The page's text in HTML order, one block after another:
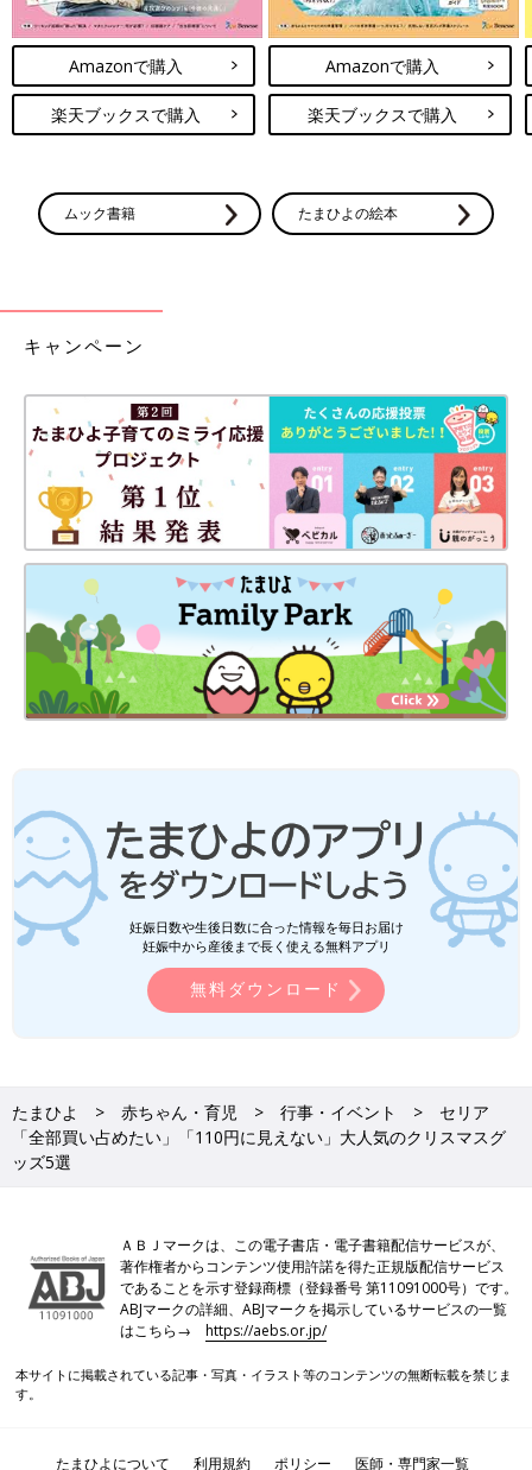
性が良さそうですよね。
セリアで毎年大人気！「わが家は毎年コ
レ」「売り切れ前にゲットして！」2024
年カレンダー4選
予定を把握するだけでなく、インテリアとして
も重宝するカレンダー。毎日のように目にする
わりたいですよね。そこで今回は、SNSで大人
気のセリアの2024年カレンダーをご紹介します
♪
今回はセリアのクリスマスグッズをご紹介しました。どれも可愛
●記事内の価格はすべて税込み、2023年11月時点のものです。
があります。あらかじめご了承ください。
●記事の内容は2023年11月の情報で、現在と異なる場合がありま
す。
関連記事
セリア「リピ確定」「これがセリアにあ
るとは！」話題のベビー・キッズ雑貨5
選
セリアのベビーキッズ雑貨は、プチプラなだけ
でなく機能性やデザイン性にも優れているとマ
マやパパから大人気！なかには、リピートした
くなるほど超優秀なアイテムもあるようです。
今回は、SNSで話題になっているセリアのベビ
ゃがクオリティ高すぎる」と話題沸騰中！プチ
プラおもちゃで子どもの遊びの幅が広がるのは
嬉しいですよね。今回は、ごっこ遊びに使える
セリアの商品やおすすめの遊び方を、現役保育
士の浜本がご紹介します♪
Amazonで購入
楽天ブックスで購入
Amazonで購入
楽天ブックスで購入
ムック書籍 たまひよの絵本
キャンペーン
妊娠日数や生後日数に合った情報を毎日お届け
妊娠中から産後まで長く使える無料アプリ
無料ダウンロード
たまひよ 赤ちゃん・育児 行事・イベント
セリア
「全部買い占めたい」「110円に見えない」大人気のクリスマスグ
ッズ5選
ＡＢＪマークは、この電子書店・電子書籍配信サービスが、
著作権者からコンテンツ使用許諾を得た正規版配信サービス
であることを示す登録商標（登録番号 第11091000号）です。
ABJマークの詳細、ABJマークを掲示しているサービスの一覧
はこちら→https://aebs.or.jp/
本サイトに掲載されている記事・写真・イラスト等のコンテンツの無断転載を禁じま
す。
たまひよについて 利用規約 ポリシー 医師・専門家一覧